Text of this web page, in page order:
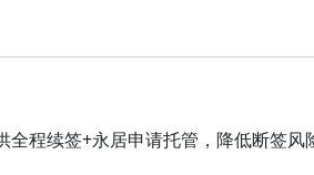
程续签+永居申请托管，降低断签风